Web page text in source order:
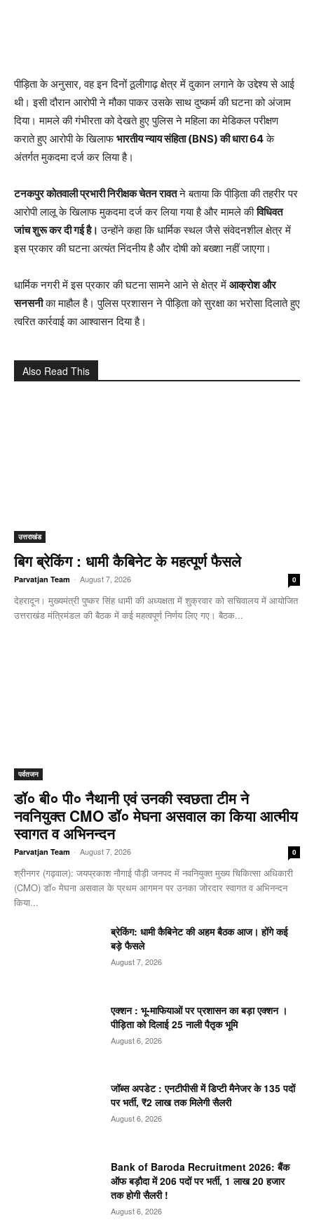
पीड़िता के अनुसार, वह इन दिनों ठूलीगाढ़ क्षेत्र में दुकान लगाने के उद्देश्य से आई
थी। इसी दौरान आरोपी ने मौका पाकर उसके साथ दुष्कर्म की घटना को अंजाम
दिया। मामले की गंभीरता को देखते हुए पुलिस ने महिला का मेडिकल परीक्षण
कराते हुए आरोपी के खिलाफभारतीय न्याय संहिता (BNS) की धारा 64के
अंतर्गत मुकदमा दर्ज कर लिया है।
टनकपुर कोतवाली प्रभारी निरीक्षक चेतन रावतने बताया कि पीड़िता की तहरीर पर
आरोपी लालू के खिलाफ मुकदमा दर्ज कर लिया गया है और मामले कीविधिवत
जांच शुरू कर दी गई है। उन्होंने कहा कि धार्मिक स्थल जैसे संवेदनशील क्षेत्र में
इस प्रकार की घटना अत्यंत निंदनीय है और दोषी को बख्शा नहीं जाएगा।
धार्मिक नगरी में इस प्रकार की घटना सामने आने से क्षेत्र में आक्रोश और
सनसनीका माहौल है। पुलिस प्रशासन ने पीड़िता को सुरक्षा का भरोसा दिलाते हुए
त्वरित कार्रवाई का आश्वासन दिया है।
Also Read This
उत्तराखंड
बिग ब्रेकिंग : धामी कैबिनेट के महत्पूर्ण फैसले
Parvatjan Team - August 7, 2026 0
देहरादून। मुख्यमंत्री पुष्कर सिंह धामी की अध्यक्षता में शुक्रवार को सचिवालय में आयोजित
उत्तराखंड मंत्रिमंडल की बैठक में कई महत्वपूर्ण निर्णय लिए गए। बैठक...
पर्वतजन
डॉ० बी० पी० नैथानी एवं उनकी स्वछता टीम ने
नवनियुक्त CMO डॉ० मेघना असवाल का किया आत्मीय
स्वागत व अभिनन्दन
Parvatjan Team - August 7, 2026 0
श्रीनगर (गढ़वाल): जयप्रकाश नौगाई ​पौड़ी जनपद में नवनियुक्त मुख्य चिकित्सा अधिकारी
(CMO) डॉ० मेघना असवाल के प्रथम आगमन पर उनका जोरदार स्वागत व अभिनन्दन
किया...
ब्रेकिंग: धामी कैबिनेट की अहम बैठक आज। होंगे कई
बड़े फैसले
August 7, 2026
एक्शन : भू-माफियाओं पर प्रशासन का बड़ा एक्शन ।
पीड़िता को दिलाई 25 नाली पैतृक भूमि
August 6, 2026
जॉब्स अपडेट : एनटीपीसी में डिप्टी मैनेजर के 135 पदों
पर भर्ती, ₹2 लाख तक मिलेगी सैलरी
August 6, 2026
Bank of Baroda Recruitment 2026: बैंक
ऑफ बड़ौदा में 206 पदों पर भर्ती, 1 लाख 20 हजार
तक होगी सैलरी !
August 6, 2026